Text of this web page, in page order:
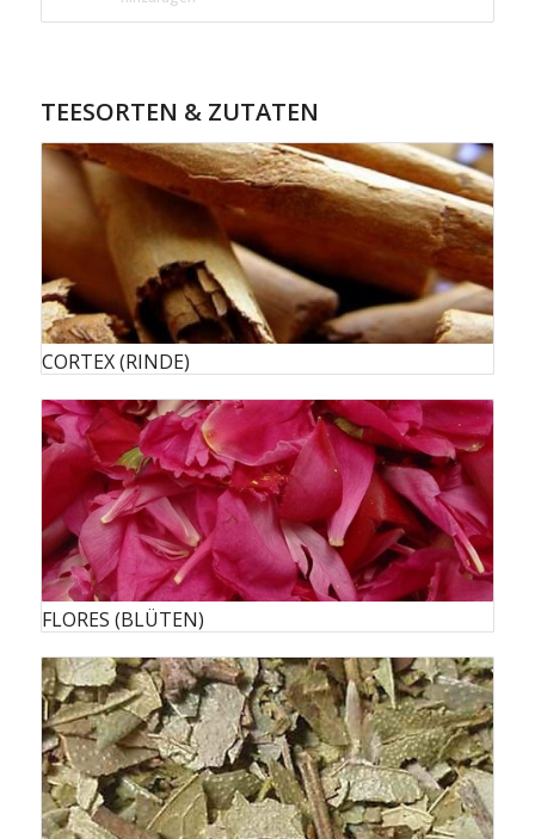
TEESORTEN & ZUTATEN
CORTEX (RINDE)
FLORES (BLÜTEN)